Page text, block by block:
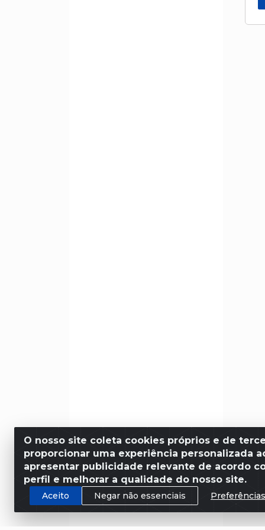
O nosso site coleta cookies próprios e de
proporcionar uma experiência personalizada
apresentar publicidade relevante de acordo
perfil e melhorar a qualidade do nosso site.
Aceito Negar não essenciais